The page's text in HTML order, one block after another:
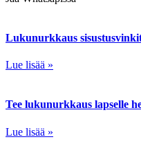
Lukunurkkaus
Lue lisää »
Tee lukunurkkaus lapselle
Lue lisää »